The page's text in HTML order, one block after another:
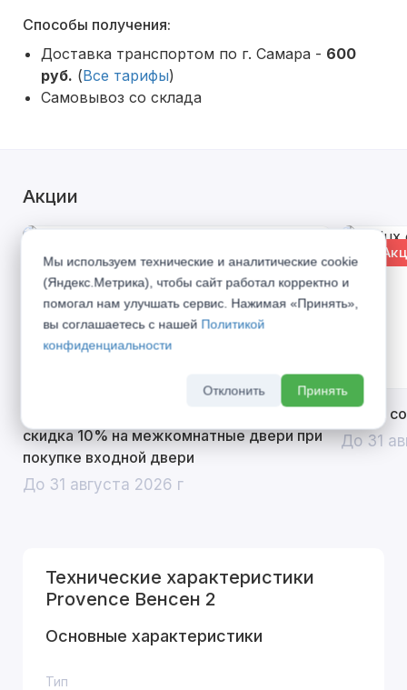
Способы получения:
Доставка транспортом по г. Самара - 600
руб. (Все тарифы)
Самовывоз со склада
Акции
% Акция
скидка 10% на межкомнатные двери при
покупке входной двери
До 31 августа 2026 г
%
Divilux
До 31
Технические характеристики
Provence Венсен 2
Основные характеристики
Тип
Мы используем технические и аналитические cookie
(Яндекс.Метрика), чтобы сайт работал корректно и
помогал нам улучшать сервис. Нажимая «Принять»,
вы соглашаетесь с нашей Политикой
конфиденциальности
Отклонить Принять